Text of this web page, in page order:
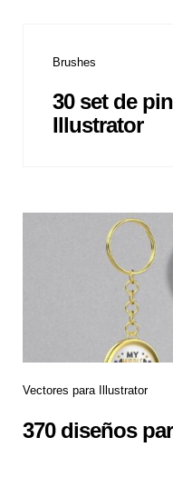
Brushes
30 set de
Illustrator
Vectores para Illustrator
370 diseños